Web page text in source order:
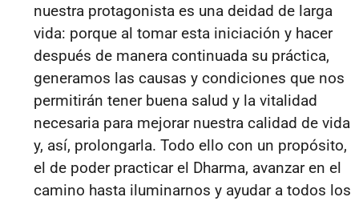
nuestra protagonista es una deidad de larga
vida: porque al tomar esta iniciación y hacer
después de manera continuada su práctica,
generamos las causas y condiciones que nos
permitirán tener buena salud y la vitalidad
necesaria para mejorar nuestra calidad de vida
y, así, prolongarla. Todo ello con un propósito,
el de poder practicar el Dharma, avanzar en el
camino hasta iluminarnos y ayudar a todos los